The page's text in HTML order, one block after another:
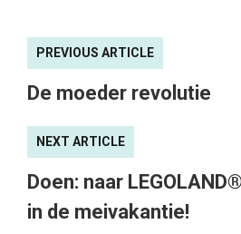
PREVIOUS ARTICLE
De moeder revolutie
NEXT ARTICLE
Doen: naar
in de meivakantie!